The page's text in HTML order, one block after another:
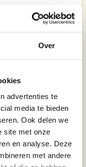
Over
advertenties te
media te bieden
Ook delen we
site met onze
en analyse. Deze
met andere
die mee eet
te poffen.
er aan de
en
Pak het
De ingepakte
garen (1,5-
Als je
erin kan
ze eraf. Wel
kan ze dan